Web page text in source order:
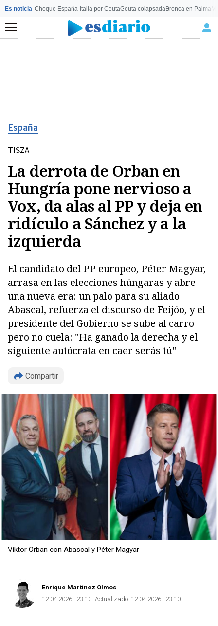
Es noticia Choque España-Italia por CeutaCeuta colapsadaBronca en Palma
Menú
España
TISZA
La derrota de Orban en
Hungría pone nervioso a
Vox, da alas al PP y deja en
ridículo a Sánchez y a la
izquierda
El candidato del PP europeo, Péter Magyar,
arrasa en las elecciones húngaras y abre
una nueva era: un palo para su aliado
Abascal, refuerza el discurso de Feijóo, y el
presidente del Gobierno se sube al carro
pero no cuela: "Ha ganado la derecha y el
siguiente autócrata en caer serás tú"
Compartir
Víktor Orban con Abascal y Péter Magyar
Enrique Martínez Olmos
12.04.2026 | 23:10 Actualizado: 12.04.2026 | 23:10